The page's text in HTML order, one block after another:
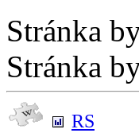
Stránka
Stránka
RS